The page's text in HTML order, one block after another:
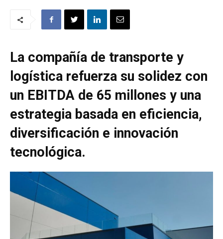
La compañía de transporte y
logística refuerza su solidez con
un EBITDA de 65 millones y una
estrategia basada en eficiencia,
diversificación e innovación
tecnológica.